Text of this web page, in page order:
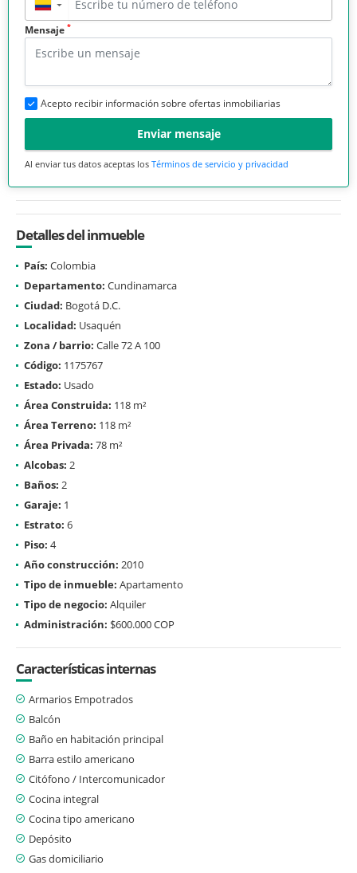
▼
Mensaje *
Acepto recibir información sobre ofertas inmobiliarias
Enviar mensaje
Al enviar tus datos aceptas los Términos de servicio y privacidad
Detalles del inmueble
País: Colombia
Departamento: Cundinamarca
Ciudad: Bogotá D.C.
Localidad: Usaquén
Zona / barrio: Calle 72 A 100
Código: 1175767
Estado: Usado
Área Construida: 118 m²
Área Terreno: 118 m²
Área Privada: 78 m²
Alcobas: 2
Baños: 2
Garaje: 1
Estrato: 6
Piso: 4
Año construcción: 2010
Tipo de inmueble: Apartamento
Tipo de negocio: Alquiler
Administración: $600.000 COP
Características internas
Armarios Empotrados
Balcón
Baño en habitación principal
Barra estilo americano
Citófono / Intercomunicador
Cocina integral
Cocina tipo americano
Depósito
Gas domiciliario